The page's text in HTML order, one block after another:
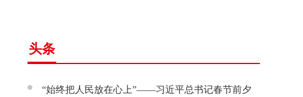
头条
“始终把人民放在心上”——习近平总书记春节前夕